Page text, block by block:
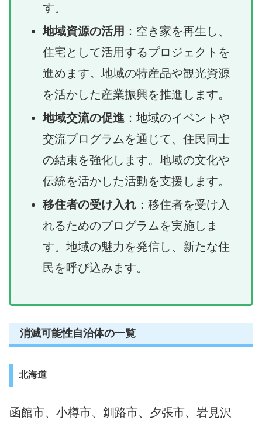
す。
地域資源の活用 ：空き家を再生し、
住宅として活用するプロジェクトを
進めます。地域の特産品や観光資源
を活かした産業振興を推進します。
地域交流の促進 ：地域のイベントや
交流プログラムを通じて、住民同士
の結束を強化します。地域の文化や
伝統を活かした活動を支援します。
移住者の受け入れ：移住者を受け入
れるためのプログラムを実施しま
す。地域の魅力を発信し、新たな住
民を呼び込みます。
消滅可能性自治体の一覧
北海道
函館市、小樽市、釧路市、夕張市、岩見沢